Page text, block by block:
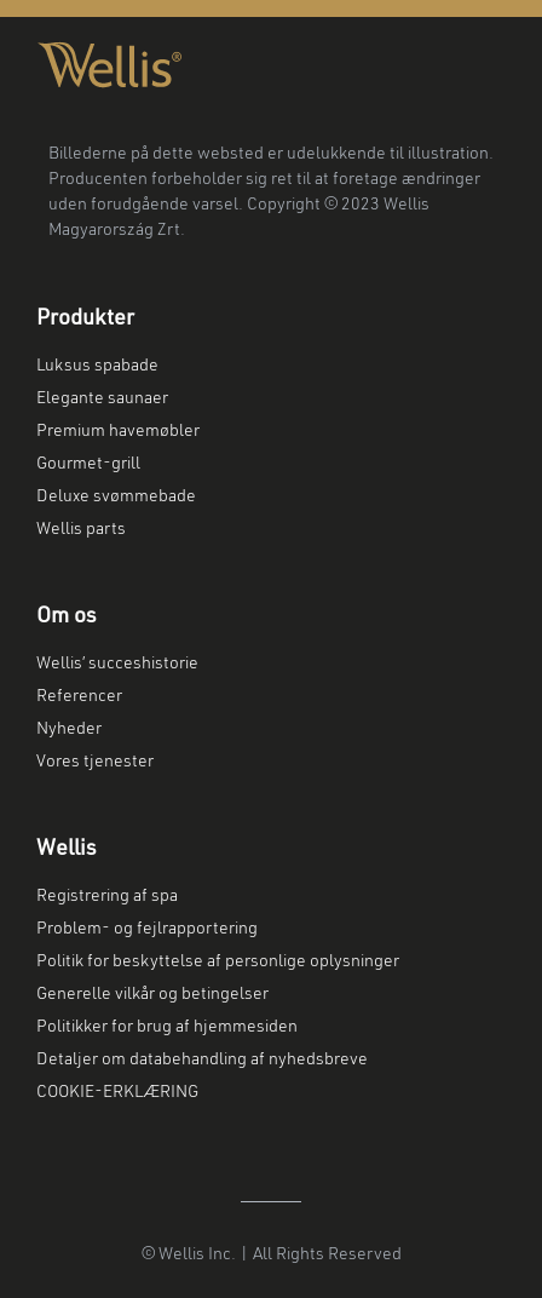
Billederne på dette websted er udelukkende til illustration.
Producenten forbeholder sig ret til at foretage ændringer
uden forudgående varsel. Copyright © 2023 Wellis
Magyarország Zrt.
Produkter
Luksus spabade
Elegante saunaer
Premium havemøbler
Gourmet-grill
Deluxe svømmebade
Wellis parts
Om os
Wellis’ succeshistorie
Referencer
Nyheder
Vores tjenester
Wellis
Registrering af spa
Problem- og fejlrapportering
Politik for beskyttelse af personlige oplysninger
Generelle vilkår og betingelser
Politikker for brug af hjemmesiden
Detaljer om databehandling af nyhedsbreve
COOKIE-ERKLÆRING
© Wellis Inc. | All Rights Reserved